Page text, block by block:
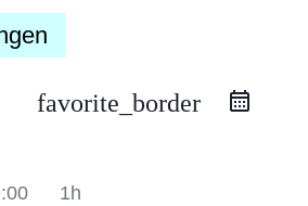
favorite_border
1h